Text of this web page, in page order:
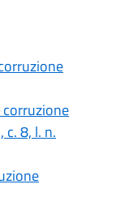
corruzione
scheda).
c. 8, l. n.